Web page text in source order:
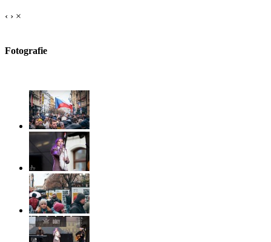
‹ › ×
Fotografie